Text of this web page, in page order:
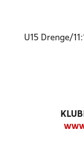
U15 Drenge/